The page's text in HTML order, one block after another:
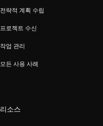
전략적 계획 수립
프로젝트 수신
작업 관리
모든 사용 사례
리소스